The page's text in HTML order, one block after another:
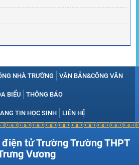
NHÀ TRƯỜNG VĂN BẢN&CÔNG VĂN
BIỂU THÔNG BÁO
TIN HỌC SINH LIÊN HỆ
tử Trường Trường THPT
Vương